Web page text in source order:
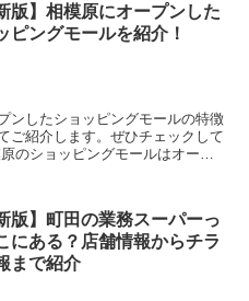
版】相模原にオープンした
ピングモールを紹介！
ンしたショッピングモールの特徴
ご紹介します。ぜひチェックして
版】町田の業務スーパーっ
にある？店舗情報からチラ
まで紹介